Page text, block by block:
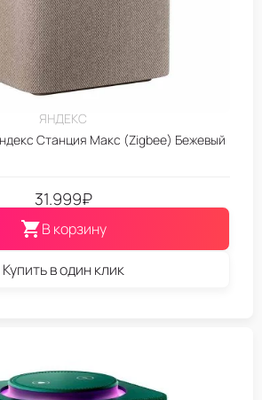
ЯНДЕКС
Станция Макс (Zigbee) Бежевый
31.999₽
В корзину
Купить в один клик